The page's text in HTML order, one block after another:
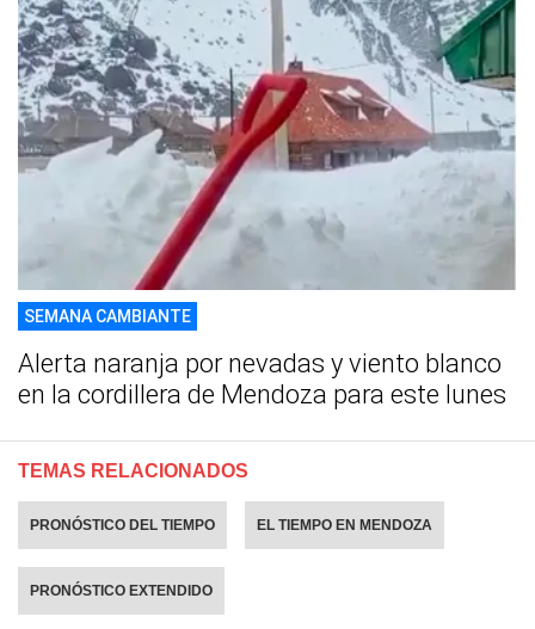
SEMANA CAMBIANTE
Alerta naranja por nevadas y viento blanco
en la cordillera de Mendoza para este lunes
TEMAS RELACIONADOS
PRONÓSTICO DEL TIEMPO EL TIEMPO EN MENDOZA
PRONÓSTICO EXTENDIDO